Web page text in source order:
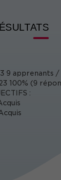
9 apprenants
100% (9
: